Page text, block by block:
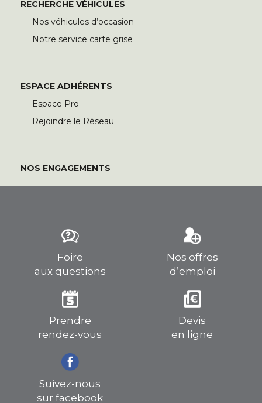
RECHERCHE VÉHICULES
Nos véhicules d’occasion
Notre service carte grise
ESPACE ADHÉRENTS
Espace Pro
Rejoindre le Réseau
NOS ENGAGEMENTS
Foire
aux questions
Nos offres
d’emploi
Prendre
rendez-vous
Devis
en ligne
Suivez-nous
sur facebook